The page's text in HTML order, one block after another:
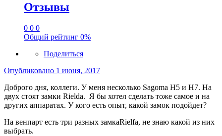
Отзывы
0 0 0
Общий рейтинг 0%
Поделиться
Опубликовано 1 июня, 2017
Доброго дня, коллеги. У меня несколько Sagoma H5 и H7. На
двух стоят замки Rielda. Я бы хотел сделать тоже самое и на
других аппаратах. У кого есть опыт, какой замок подойдет?
На венпарт есть три разных замкаRielfa, не знаю какой из них
выбрать.